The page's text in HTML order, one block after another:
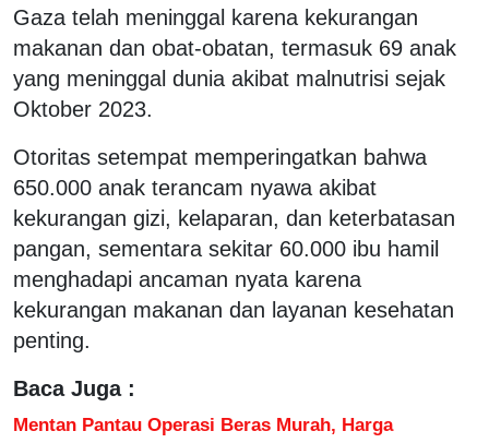
Gaza telah meninggal karena kekurangan
makanan dan obat-obatan, termasuk 69 anak
yang meninggal dunia akibat malnutrisi sejak
Oktober 2023.
Otoritas setempat memperingatkan bahwa
650.000 anak terancam nyawa akibat
kekurangan gizi, kelaparan, dan keterbatasan
pangan, sementara sekitar 60.000 ibu hamil
menghadapi ancaman nyata karena
kekurangan makanan dan layanan kesehatan
penting.
Baca Juga :
Mentan Pantau Operasi Beras Murah, Harga